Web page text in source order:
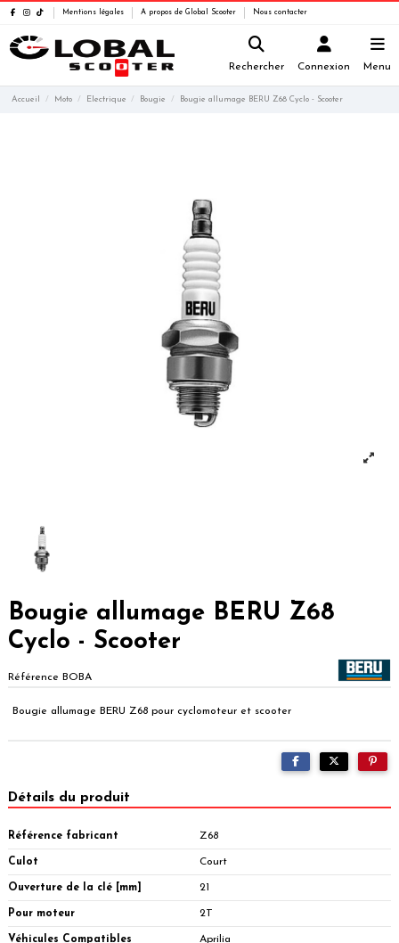
Mentions légales A propos de Global Scooter Nous contacter
Rechercher Connexion Menu
Accueil Moto Electrique Bougie Bougie allumage BERU Z68 Cyclo - Scooter
Bougie allumage BERU Z68
Cyclo - Scooter
Référence BOBA
Bougie allumage BERU Z68 pour cyclomoteur et scooter
Détails du produit
Référence fabricant Z68
Culot Court
Ouverture de la clé [mm] 21
Pour moteur 2T
Véhicules Compatibles
Aprilia